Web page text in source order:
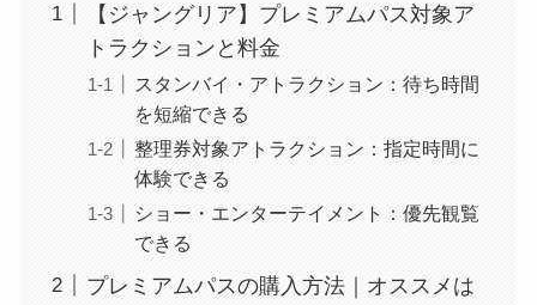
【ジャングリア】プレミアムパス対象ア
トラクションと料金
スタンバイ・アトラクション：待ち時間
を短縮できる
整理券対象アトラクション：指定時間に
体験できる
ショー・エンターテイメント：優先観覧
できる
プレミアムパスの購入方法｜オススメは